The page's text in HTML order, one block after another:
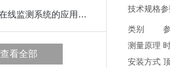
多通路粉尘在线监测系统的应用与重要性
查看全部
技术规格
类别
测量原理
安装方式